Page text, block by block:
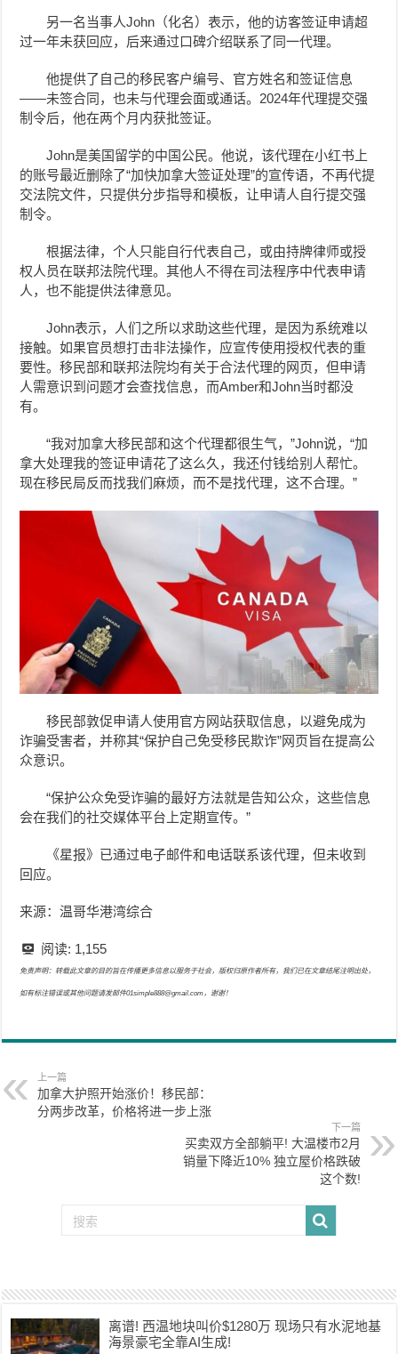
另一名当事人John（化名）表示，他的访客签证申请超
过一年未获回应，后来通过口碑介绍联系了同一代理。
他提供了自己的移民客户编号、官方姓名和签证信息
——未签合同，也未与代理会面或通话。2024年代理提交强
制令后，他在两个月内获批签证。
John是美国留学的中国公民。他说，该代理在小红书上
的账号最近删除了“加快加拿大签证处理”的宣传语，不再代提
交法院文件，只提供分步指导和模板，让申请人自行提交强
制令。
根据法律，个人只能自行代表自己，或由持牌律师或授
权人员在联邦法院代理。其他人不得在司法程序中代表申请
人，也不能提供法律意见。
John表示，人们之所以求助这些代理，是因为系统难以
接触。如果官员想打击非法操作，应宣传使用授权代表的重
要性。移民部和联邦法院均有关于合法代理的网页，但申请
人需意识到问题才会查找信息，而Amber和John当时都没
有。
“我对加拿大移民部和这个代理都很生气，”John说，“加
拿大处理我的签证申请花了这么久，我还付钱给别人帮忙。
现在移民局反而找我们麻烦，而不是找代理，这不合理。”
移民部敦促申请人使用官方网站获取信息，以避免成为
诈骗受害者，并称其“保护自己免受移民欺诈”网页旨在提高公
众意识。
“保护公众免受诈骗的最好方法就是告知公众，这些信息
会在我们的社交媒体平台上定期宣传。”
《星报》已通过电子邮件和电话联系该代理，但未收到
回应。
来源：温哥华港湾综合
阅读: 1,155
免责声明：转载此文章的目的旨在传播更多信息以服务于社会，版权归原作者所有，我们已在文章结尾注明出处，
如有标注错误或其他问题请发邮件01simple888@gmail.com，谢谢！
上一篇
加拿大护照开始涨价！移民部：
分两步改革，价格将进一步上涨
下一篇
买卖双方全部躺平! 大温楼市2月
销量下降近10% 独立屋价格跌破
这个数!
离谱! 西温地块叫价$1280万 现场只有水泥地基
海景豪宅全靠AI生成!